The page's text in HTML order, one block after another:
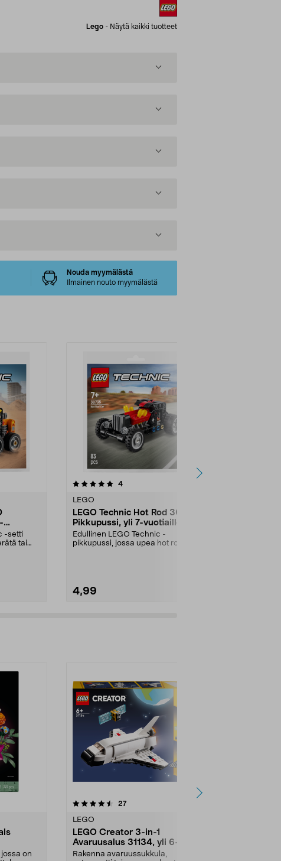
Lego - Näytä kaikki tuotteet
Nouda myymälästä
Ilmainen nouto myymälästä
-setti
tai
4arvostelut
LEGO
LEGO Technic Hot Rod 30735
Pikkupussi, yli 7-vuotiaille
Edullinen LEGO Technic -
pikkupussi, jossa upea hot rod -
4,99
5.0viidestä
yli 18-
on
27arvostelut
LEGO
LEGO Creator 3-in-1
Avaruusalus 31134, yli 6-
vuotiaille
Rakenna avaruussukkula,
5.0 viidestä